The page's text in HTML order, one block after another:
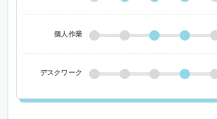
個人作業
デスクワーク